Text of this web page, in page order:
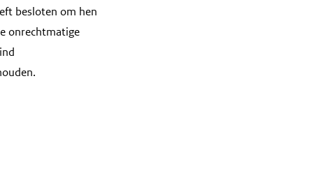
besloten om hen
onrechtmatige